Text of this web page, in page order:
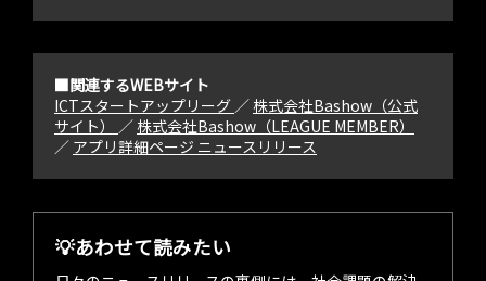
■関連するWEBサイト
ICTスタートアップリーグ ／株式会社Bashow（公式
サイト） ／株式会社Bashow（LEAGUE MEMBER）
／ アプリ詳細ページ ニュースリリース
💡あわせて読みたい